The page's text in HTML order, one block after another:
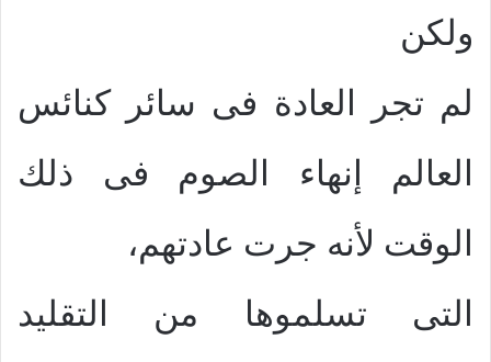
ولكن
لم تجر العادة فى سائر كنائس
العالم إنهاء الصوم فى ذلك
الوقت لأنه جرت عادتهم،
التى تسلموها من التقليد